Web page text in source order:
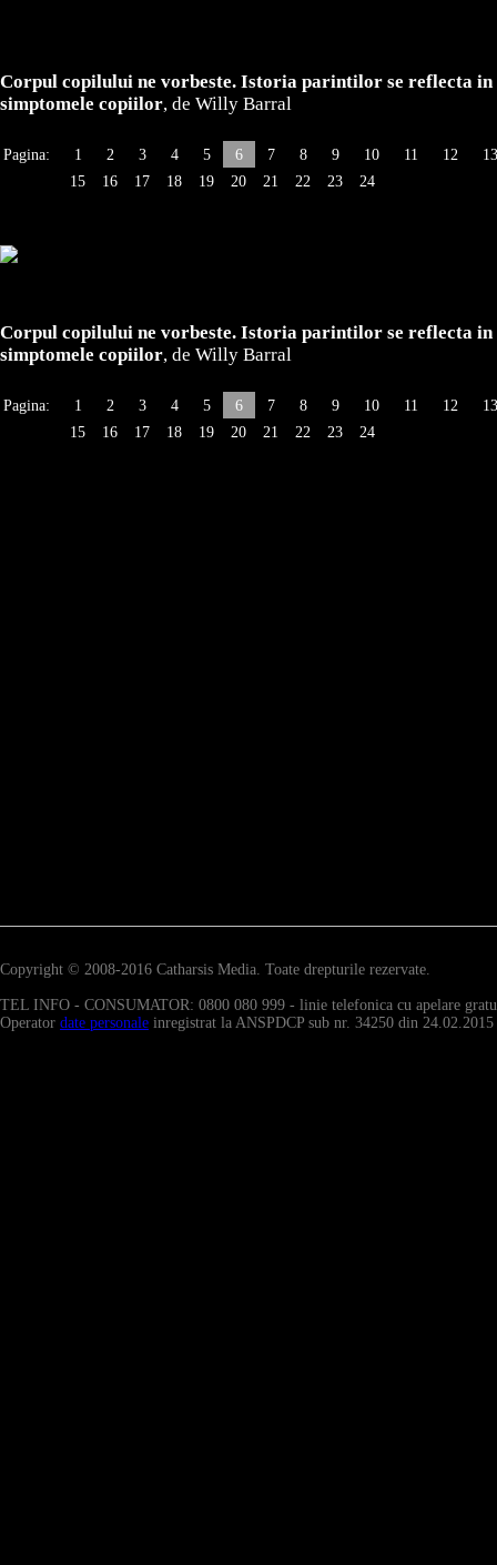
Corpul copilului ne vorbeste. Istoria parintilor se reflecta in
simptomele copiilor, de Willy Barral
Pagina: 1 2 3 4 5 6 7 8 9 10 11 12
13
15
16 17 18 19 20 21 22 23 24
Corpul copilului ne vorbeste. Istoria parintilor se reflecta in
simptomele copiilor, de Willy Barral
Pagina: 1 2 3 4 5 6 7 8 9 10 11 12
13
15
16 17 18 19 20 21 22 23 24
Copyright © 2008-2016 Catharsis Media. Toate drepturile rezervate.
TEL INFO - CONSUMATOR: 0800 080 999 - linie telefonica cu apelare
Operator date personale inregistrat la ANSPDCP sub nr. 34250 din 24.02.2015